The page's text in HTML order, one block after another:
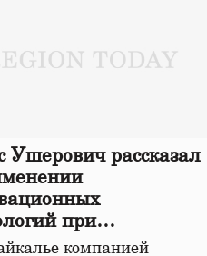
Ушерович рассказал
при
нового моста
компанией